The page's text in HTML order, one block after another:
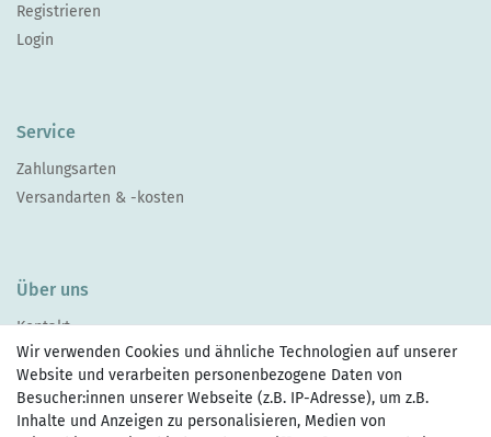
Registrieren
Login
Service
Zahlungsarten
Versandarten & -kosten
Über uns
Kontakt
Wir verwenden Cookies und ähnliche Technologien auf unserer
Website und verarbeiten personenbezogene Daten von
Besucher:innen unserer Webseite (z.B. IP-Adresse), um z.B.
Inhalte und Anzeigen zu personalisieren, Medien von